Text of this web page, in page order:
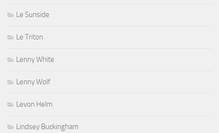
Le Sunside
Le Triton
Lenny White
Lenny Wolf
Levon Helm
Lindsey Buckingham